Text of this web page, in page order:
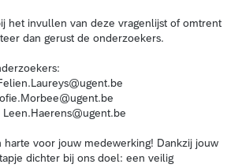
het invullen van deze vragenlijst of omtrent
dan gerust de onderzoekers.
harte voor jouw medewerking! Dankzij jouw
dichter bij ons doel: een veilig